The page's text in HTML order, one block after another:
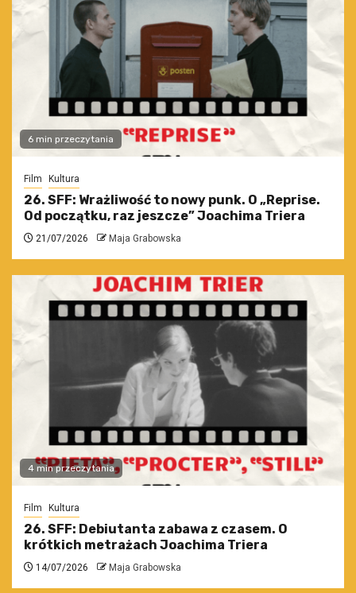
6 min przeczytania
Film Kultura
26. SFF: Wrażliwość to nowy punk. O „Reprise.
Od początku, raz jeszcze” Joachima Triera
21/07/2026 Maja Grabowska
4 min przeczytania
Film Kultura
26. SFF: Debiutanta zabawa z czasem. O
krótkich metrażach Joachima Triera
14/07/2026 Maja Grabowska